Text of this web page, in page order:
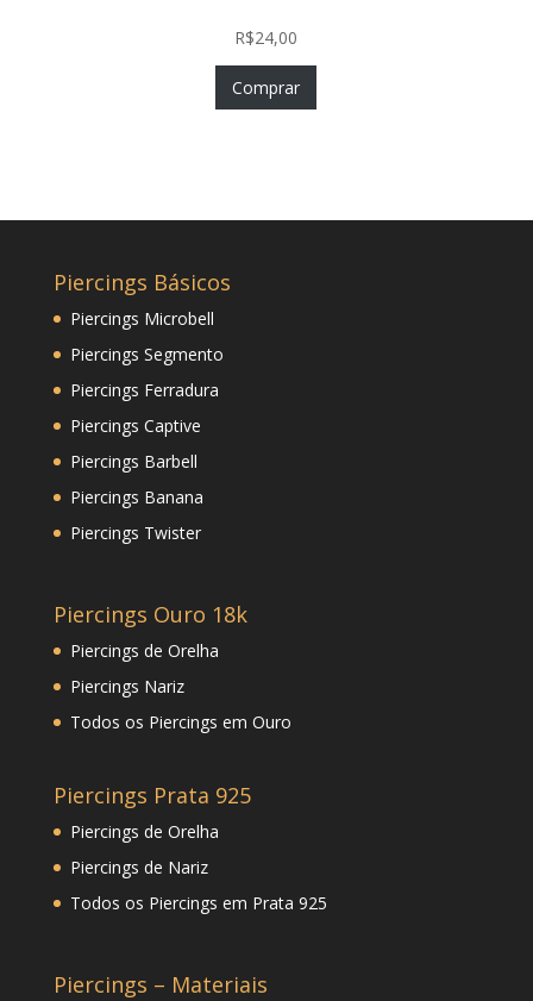
R$24,00
Comprar
Piercings Básicos
Piercings Microbell
Piercings Segmento
Piercings Ferradura
Piercings Captive
Piercings Barbell
Piercings Banana
Piercings Twister
Piercings Ouro 18k
Piercings de Orelha
Piercings Nariz
Todos os Piercings em Ouro
Piercings Prata 925
Piercings de Orelha
Piercings de Nariz
Todos os Piercings em Prata 925
Piercings – Materiais